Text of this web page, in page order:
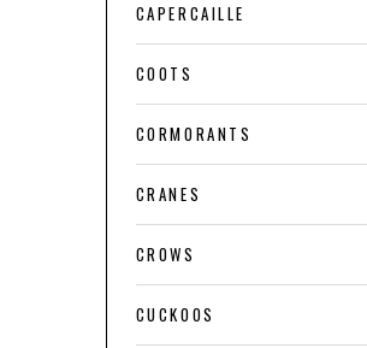
CAPERCAILLE
COOTS
CORMORANTS
CRANES
CROWS
CUCKOOS